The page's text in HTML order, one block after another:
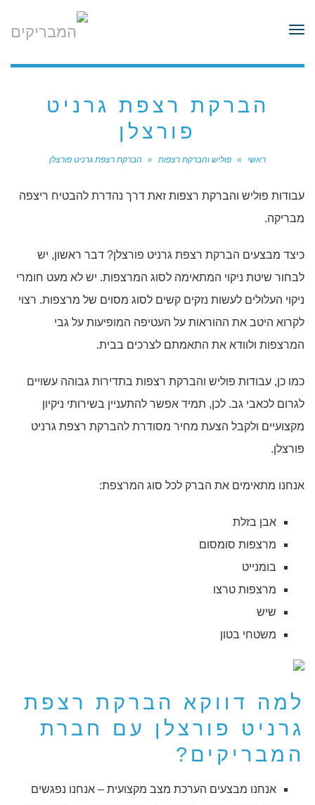
תפריט
הברקת רצפת גרניט
פורצלן
ראשי » פוליש והברקת רצפות » הברקת רצפת גרניט פורצלן
עבודות פוליש והברקת רצפות זאת דרך נהדרת להבטיח ריצפה
מבריקה.
כיצד מבצעים הברקת רצפת גרניט פורצלן? דבר ראשון, יש
לבחור שיטת ניקוי המתאימה לסוג המרצפות. יש לא מעט חומרי
ניקוי העלולים לעשות נזקים קשים לסוג מסוים של מרצפות. רצוי
לקרוא היטב את ההוראות על העטיפה המופיעות על גבי
המרצפות ולוודא את התאמתם לצרכים בבית.
כמו כן, עבודות פוליש והברקת רצפות בתדירות גבוהה עשויים
לגרום לכאבי גב. לכן, תמיד אפשר להתעניין בשירותי ניקיון
מקצועיים ולקבל הצעת מחיר מסודרת להברקת רצפת גרניט
פורצלן.
אנחנו מתאימים את הברק לכל סוג המרצפת:
אבן בזלת
מרצפות סומסום
בומנייט
מרצפות טרצו
שיש
משטחי בטון
למה דווקא הברקת רצפת
גרניט פורצלן עם חברת
המבריקים?
אנחנו מבצעים הערכת מצב מקצועית – אנחנו נפגשים